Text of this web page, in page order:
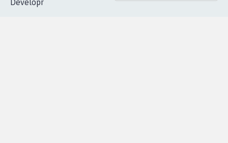
Developr